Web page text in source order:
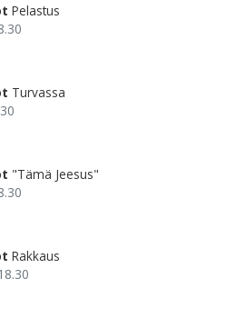
Pelastus
Turvassa
"Tämä Jeesus"
Rakkaus